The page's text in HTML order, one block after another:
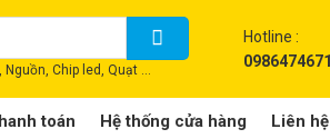
Chip led, Quạt ...
Hotline :
0986474671
toán Hệ thống cửa hàng Liên hệ